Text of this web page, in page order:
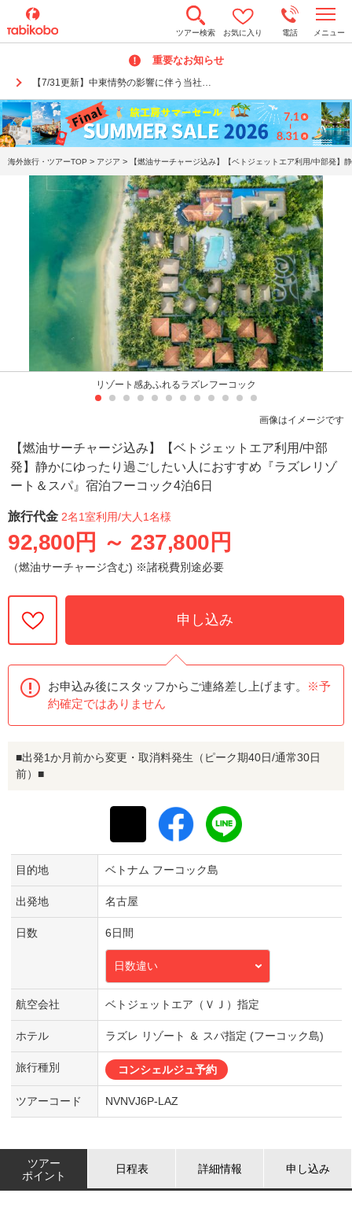
ツアー検索 お気に入り 電話 メニュー
重要なお知らせ
【7/31更新】中東情勢の影響に伴う当社…
o
n
a
v
i
g
a
t
海外旅行・ツアーTOP > アジア > 【燃油サーチャージ込み】【ベトジェットエア利用/中部発
リゾート感あふれるラズレフーコック
画像はイメージです
【燃油サーチャージ込み】【ベトジェットエア利用/中部
発】静かにゆったり過ごしたい人におすすめ『ラズレリゾ
ート＆スパ』宿泊フーコック4泊6日
旅行代金 2名1室利用/大人1名様
92,800円 ～ 237,800円
（燃油サーチャージ含む) ※諸税費別途必要
申し込み
お申込み後にスタッフからご連絡差し上げます。
※予
約確定ではありません
■出発1か月前から変更・取消料発生（ピーク期40日/通常30日
前）■
目的地 ベトナム フーコック島
出発地 名古屋
日数 6日間
日数違い
航空会社 ベトジェットエア（ＶＪ）指定
ホテル ラズレ リゾート ＆ スパ指定 (フーコック島)
旅行種別 コンシェルジュ予約
ツアーコード NVNVJ6P-LAZ
ツアー
ポイント
日程表 詳細情報 申し込み